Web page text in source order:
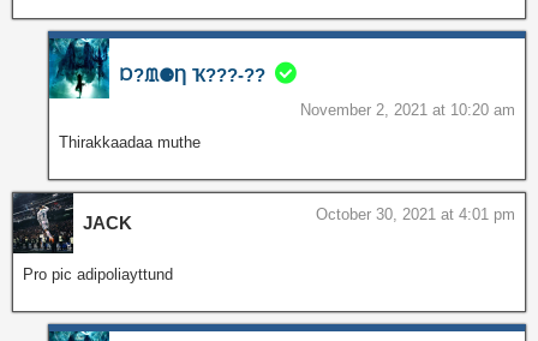
Ɒ?ᙢ⚈Ƞ Ҡ???‐??
November 2, 2021 at 10:20 am
Thirakkaadaa muthe
JACK October 30, 2021 at 4:01 pm
Pro pic adipoliayttund